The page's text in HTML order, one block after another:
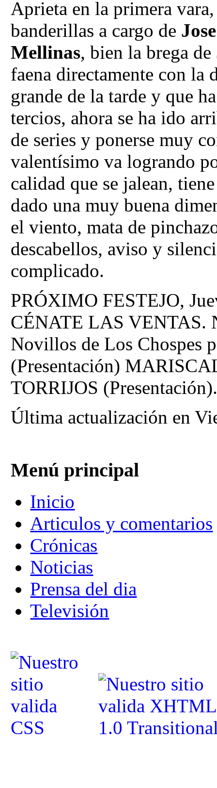
Aprieta en la primera
banderillas a cargo de
Mellinas, bien la brega de
faena directamente con la
grande de la tarde y que
tercios, ahora se ha ido
de series y ponerse muy
valentísimo va logrando
calidad que se jalean,
dado una muy buena
el viento, mata de
descabellos, aviso y
complicado.
PRÓXIMO FESTEJO,
CÉNATE LAS VENTAS.
Novillos de Los Chospes
(Presentación)
TORRIJOS
Última actualización en
Menú principal
Inicio
Articulos y comentarios
Crónicas
Noticias
Prensa del dia
Televisión